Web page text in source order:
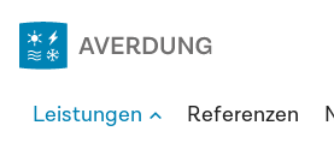
Zum
Inhalt
Ingenieure
Leistungen Referenzen